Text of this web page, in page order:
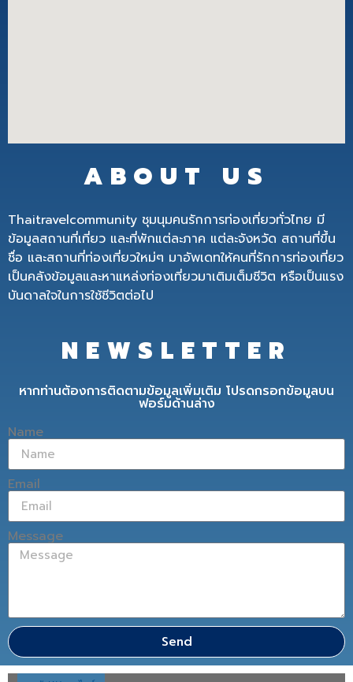
ABOUT US
Thaitravelcommunity ชุมนุมคนรักการท่องเที่ยวทั่วไทย มี
ข้อมูลสถานที่เที่ยว และที่พักแต่ละภาค แต่ละจังหวัด สถานที่ขึ้น
ชื่อ และสถานที่ท่องเที่ยวใหม่ๆ มาอัพเดทให้คนที่รักการท่องเที่ยว
เป็นคลังข้อมูลและหาแหล่งท่องเที่ยวมาเติมเต็มชีวิต หรือเป็นแรง
บันดาลใจในการใช้ชีวิตต่อไป
NEWSLETTER
หากท่านต้องการติดตามข้อมูลเพิ่มเติม โปรดกรอกข้อมูลบน
ฟอร์มด้านล่าง
Name
Email
Message
Send